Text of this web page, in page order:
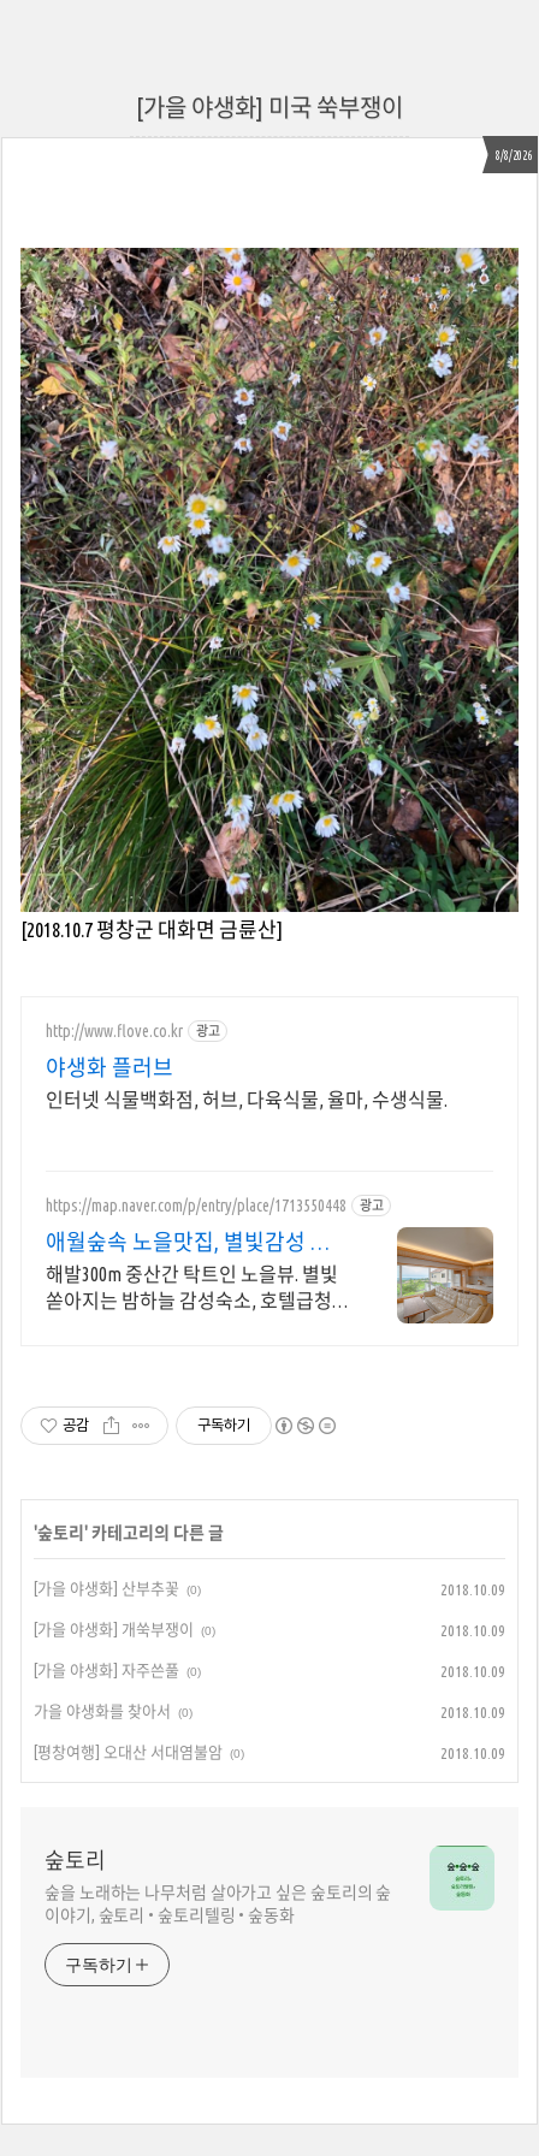
[가을 야생화] 미국 쑥부쟁이
8/8/2026
[2018.10.7 평창군 대화면 금륜산]
http://www.flove.co.kr 광고
야생화 플러브
인터넷 식물백화점, 허브, 다육식물, 율마, 수생식물.
https://map.naver.com/p/entry/place/1713550448 광고
애월숲속 노을맛집, 별빛감성 아
기용품 완벽구비, 대가족
해발300m 중산간 탁트인 노을뷰. 별빛
쏟아지는 밤하늘 감성숙소, 호텔급청
공감 구독하기
'숲토리 ' 카테고리의 다른 글
[가을 야생화] 산부추꽃 (0) 2018.10.09
[가을 야생화] 개쑥부쟁이 (0) 2018.10.09
[가을 야생화] 자주쓴풀 (0) 2018.10.09
가을 야생화를 찾아서 (0) 2018.10.09
[평창여행] 오대산 서대염불암 (0) 2018.10.09
숲토리
숲을 노래하는 나무처럼 살아가고 싶은 숲토리의 숲
이야기, 숲토리 • 숲토리텔링 • 숲동화
구독하기